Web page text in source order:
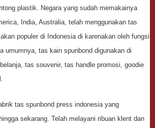
plastik. Negara yang sudah memakainya
India, Australia, telah menggunakan tas
populer di Indonesia di karenakan oleh fungsi
umumnya, tas kain spunbond digunakan di
tas souvenir, tas handle promosi, goodie
tas spunbond press indonesia yang
sekarang. Telah melayani ribuan klent dan